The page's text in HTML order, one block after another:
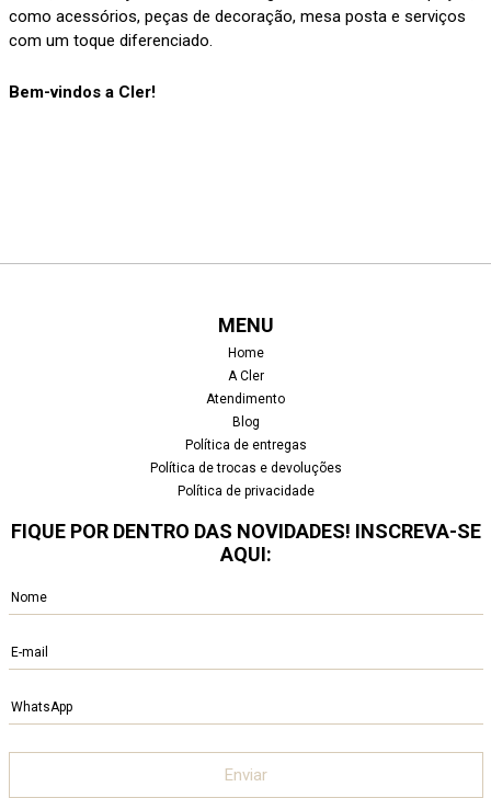
como acessórios, peças de decoração, mesa posta e serviços
com um toque diferenciado.
Bem-vindos a Cler!
MENU
Home
A Cler
Atendimento
Blog
Política de entregas
Política de trocas e devoluções
Política de privacidade
FIQUE POR DENTRO DAS NOVIDADES! INSCREVA-SE
AQUI: